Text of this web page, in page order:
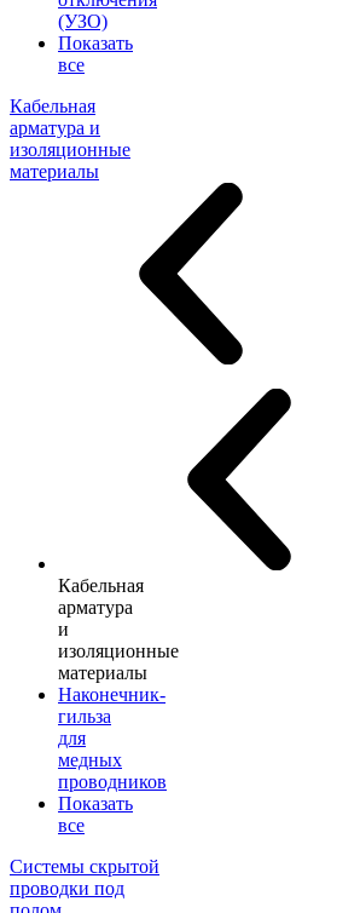
(УЗО)
Показать
все
Кабельная
арматура и
изоляционные
материалы
Кабельная
арматура
и
изоляционные
материалы
Наконечник-
гильза
для
медных
проводников
Показать
все
Системы скрытой
проводки под